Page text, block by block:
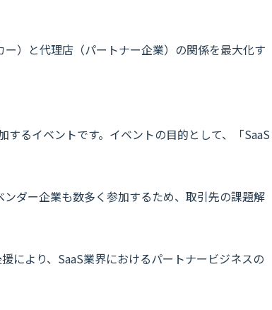
）と代理店（パートナー企業）の関係を最大化す
するイベントです。イベントの目的として、「SaaS
ダー企業も数多く参加するため、取引先の課題解
により、SaaS業界におけるパートナービジネスの